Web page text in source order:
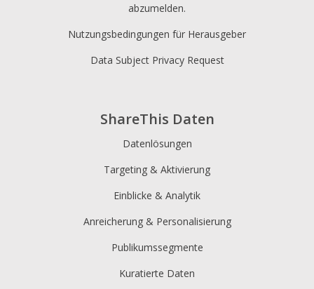
ShareThis Daten
Datenlösungen
Targeting & Aktivierung
Einblicke & Analytik
Anreicherung & Personalisierung
Publikumssegmente
Kuratierte Daten
abzumelden.
Nutzungsbedingungen für Herausgeber
Data Subject Privacy Request